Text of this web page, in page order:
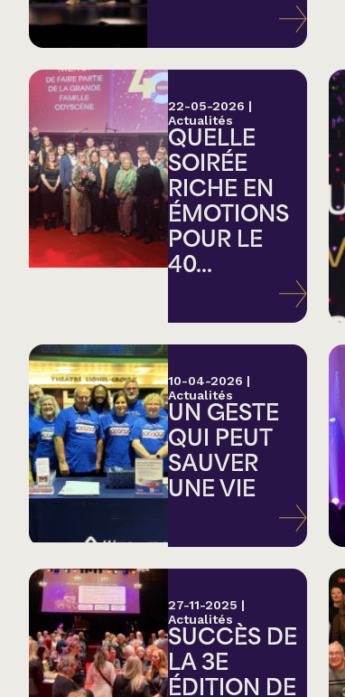
Hommage
Théâtre
Saison
Apéro et
Musique
Country
Famille
Spectacles
22-05-2026 |
Actualités
QUELLE
SOIRÉE
RICHE EN
ÉMOTIONS
POUR LE
40...
10-04-2026 |
Actualités
UN GESTE
QUI PEUT
SAUVER
UNE VIE
27-11-2025 |
Actualités
SUCCÈS DE
LA 3E
ÉDITION DE